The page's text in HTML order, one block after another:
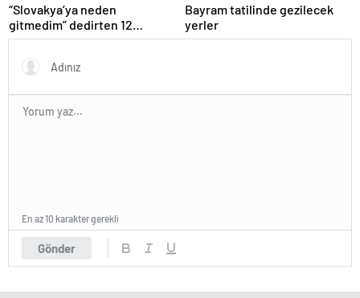
“Slovakya’ya neden
gitmedim” dedirten 12
fotoğraf
Bayram tatilinde gezilecek
yerler
Gönder
En az 10 karakter gerekli